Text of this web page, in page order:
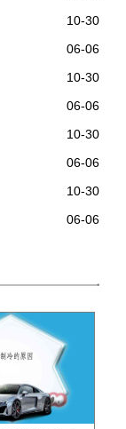
10-30
06-06
10-30
06-06
10-30
06-06
10-30
06-06